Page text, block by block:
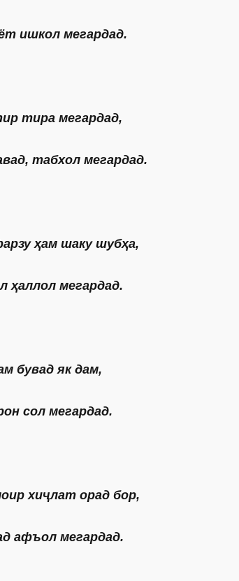
ишкол мегардад.
тира мегардад,
табхол мегардад.
ҳам шаку шубҳа,
ҳаллол мегардад.
бувад як дам,
сол мегардад.
хиҷлат орад бор,
афъол мегардад.